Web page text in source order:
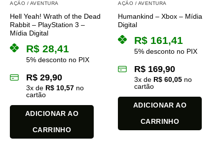
AÇÃO / AVENTURA
Hell Yeah! Wrath of the Dead
Rabbit – PlayStation 3 –
Mídia Digital
R$ 28,41
5% desconto no PIX
R$ 29,90
3x de R$ 10,57 no
cartão
ADICIONAR AO
CARRINHO
AÇÃO / AVENTURA
Humankind – Xbox – Mídia
Digital
R$ 161,41
5% desconto no PIX
R$ 169,90
3x de R$ 60,05 no
cartão
ADICIONAR AO
CARRINHO